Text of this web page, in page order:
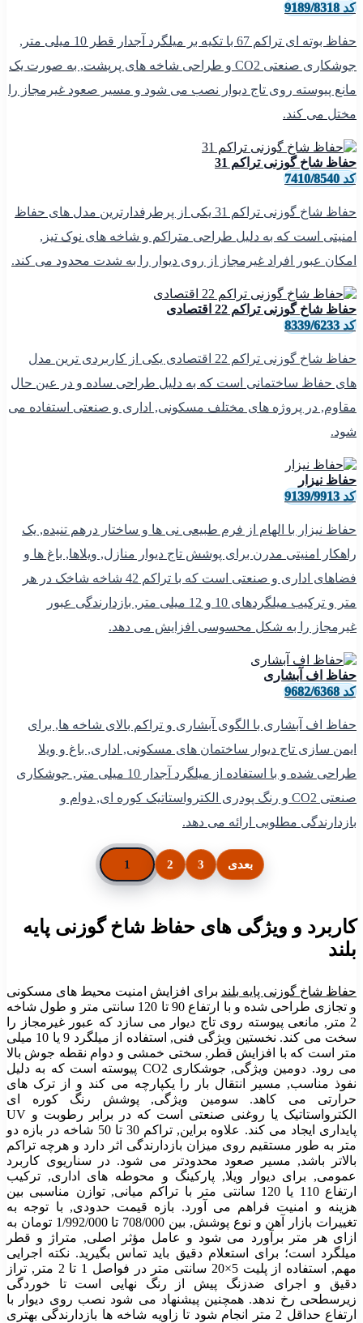
کد 9189/8318
حفاظ بوته ای تراکم 67 با تکیه بر میلگرد آجدار قطر 10 میلی متر,
جوشکاری صنعتی CO2 و طراحی شاخه های پرپشت, به صورت یک
مانع پیوسته روی تاج دیوار نصب می شود و مسیر صعود غیرمجاز را
مختل می کند.
حفاظ شاخ گوزنی تراکم 31
کد 7410/8540
حفاظ شاخ گوزنی تراکم 31 یکی از پرطرفدارترین مدل های حفاظ
امنیتی است که به دلیل طراحی متراکم و شاخه های نوک تیز,
امکان عبور افراد غیرمجاز از روی دیوار را به شدت محدود می کند.
حفاظ شاخ گوزنی تراکم 22 اقتصادی
کد 8339/6233
حفاظ شاخ گوزنی تراکم 22 اقتصادی یکی از کاربردی ترین مدل
های حفاظ ساختمانی است که به دلیل طراحی ساده و در عین حال
مقاوم, در پروژه های مختلف مسکونی, اداری و صنعتی استفاده می
شود.
حفاظ نیزار
کد 9139/9913
حفاظ نیزار با الهام از فرم طبیعی نی ها و ساختار درهم تنیده, یک
راهکار امنیتی مدرن برای پوشش تاج دیوار منازل, ویلاها, باغ ها و
فضاهای اداری و صنعتی است که با تراکم 42 شاخه شاخک در هر
متر و ترکیب میلگردهای 10 و 12 میلی متر, بازدارندگی عبور
غیرمجاز را به شکل محسوسی افزایش می دهد.
حفاظ اف آبشاری
کد 9682/6368
حفاظ اف آبشاری با الگوی آبشاری و تراکم بالای شاخه ها, برای
ایمن سازی تاج دیوار ساختمان های مسکونی, اداری, باغ و ویلا
طراحی شده و با استفاده از میلگرد آجدار 10 میلی متر, جوشکاری
صنعتی CO2 و رنگ پودری الکترواستاتیک کوره ای, دوام و
بازدارندگی مطلوبی ارائه می دهد.
1 2 3 بعدی
کاربرد و ویژگی های حفاظ شاخ گوزنی پایه
بلند
حفاظ شاخ گوزنی پایه بلند برای افزایش امنیت محیط های مسکونی
و تجازی طراحی شده و با ارتفاع 90 تا 120 سانتی متر و طول شاخه
2 متر, مانعی پیوسته روی تاج دیوار می سازد که عبور غیرمجاز را
سخت می کند. نخستین ویژگی فنی, استفاده از میلگرد 9 یا 10 میلی
متر است که با افزایش قطر, سختی خمشی و دوام نقطه جوش بالا
می رود. دومین ویژگی, جوشکاری CO2 پیوسته است که به دلیل
نفوذ مناسب, مسیر انتقال بار را یکپارچه می کند و از ترک های
حرارتی می کاهد. سومین ویژگی, پوشش رنگ کوره ای
الکترواستاتیک یا روغنی صنعتی است که در برابر رطوبت و UV
پایداری ایجاد می کند. علاوه براین, تراکم 30 تا 50 شاخه در بازه دو
متر به طور مستقیم روی میزان بازدارندگی اثر دارد و هرچه تراکم
بالاتر باشد, مسیر صعود محدودتر می شود. در سناریوی کاربرد
عمومی, برای دیوار ویلا, پارکینگ و محوطه های اداری, ترکیب
ارتفاع 110 یا 120 سانتی متر با تراکم میانی, توازن مناسبی بین
هزینه و امنیت فراهم می آورد. بازه قیمت حدودی, با توجه به
تغییرات بازار آهن و نوع پوشش, بین 708/000 تا
1/992/000 تومان به
ازای هر متر برآورد می شود و عامل مؤثر اصلی, متراژ و قطر
میلگرد است؛ برای استعلام دقیق باید تماس بگیرید. نکته اجرایی
مهم, استفاده از پلیت 5×20 سانتی متر در فواصل 1 تا 2 متر, تراز
دقیق و اجرای ضدزنگ پیش از رنگ نهایی است تا خوردگی
زیرسطحی رخ ندهد. همچنین پیشنهاد می شود نصب روی دیوار با
ارتفاع حداقل 2 متر انجام شود تا زاویه شاخه ها بازدارندگی بهتری